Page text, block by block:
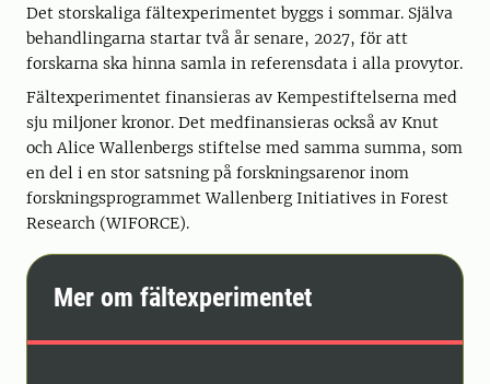
Det storskaliga fältexperimentet byggs i sommar. Själva
behandlingarna startar två år senare, 2027, för att
forskarna ska hinna samla in referensdata i alla provytor.
Fältexperimentet finansieras av Kempestiftelserna med
sju miljoner kronor. Det medfinansieras också av Knut
och Alice Wallenbergs stiftelse med samma summa, som
en del i en stor satsning på forskningsarenor inom
forskningsprogrammet Wallenberg Initiatives in Forest
Research (WIFORCE).
Mer om fältexperimentet